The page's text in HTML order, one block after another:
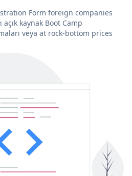
Form foreign companies
kaynak Boot Camp
veya at rock-bottom prices